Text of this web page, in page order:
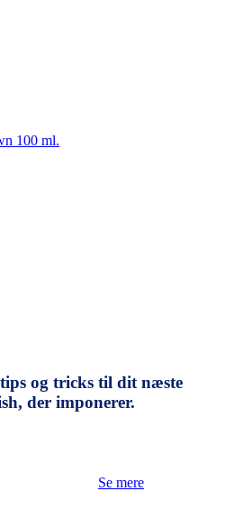
100 ml.
og tricks til dit næste
der imponerer.
Se mere